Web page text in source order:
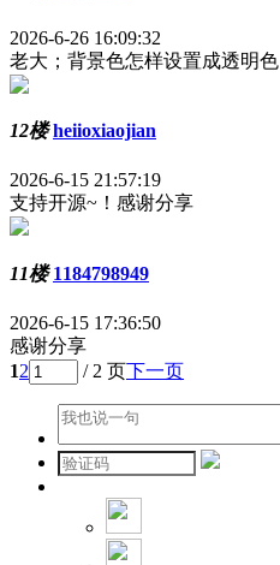
2026-6-26 16:09:32
老大；背景色怎样设置成透明色
12楼 heiioxiaojian
2026-6-15 21:57:19
支持开源~！感谢分享
11楼 1184798949
2026-6-15 17:36:50
感谢分享
12 / 2 页下一页